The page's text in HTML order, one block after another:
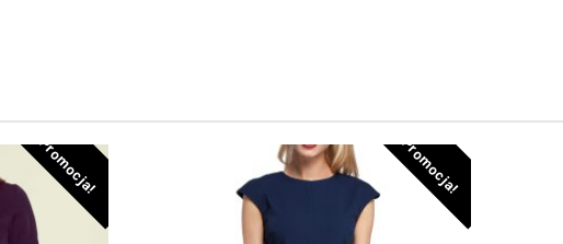
Promocja! Promocja!